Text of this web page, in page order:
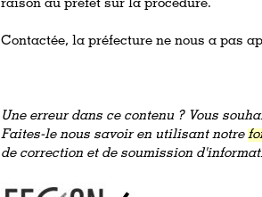
raison au préfet sur la procédure.
Contactée, la préfecture ne nous a pas
Une erreur dans ce contenu ? Vous
Faites-le nous savoir en utilisant notre
de correction et de soumission